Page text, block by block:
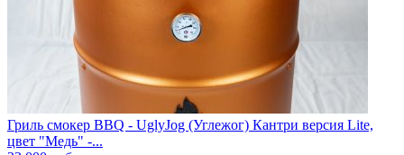
Гриль смокер BBQ - UglyJog (Углежог) Кантри версия Lite,
цвет "Медь" -...